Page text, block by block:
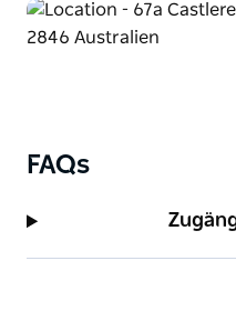
wurden, um das Beste
Fässern und seinem
FAQs